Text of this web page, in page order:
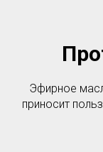
Эфирное
приносит